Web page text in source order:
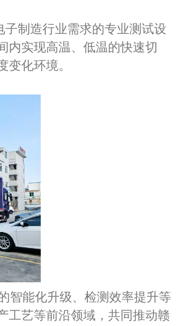
制造行业需求的专业测试设
内实现高温、低温的快速切
化环境。
智能化升级、检测效率提升等
工艺等前沿领域，共同推动赣